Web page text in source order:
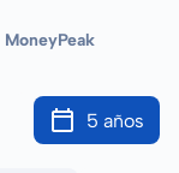
MoneyPeak
5 años